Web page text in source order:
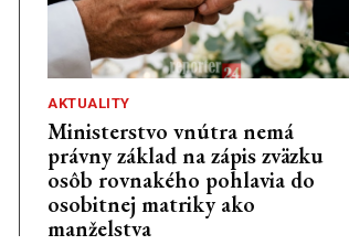
AKTUALITY
Ministerstvo vnútra nemá
právny základ na zápis zväzku
osôb rovnakého pohlavia do
osobitnej matriky ako
manželstva